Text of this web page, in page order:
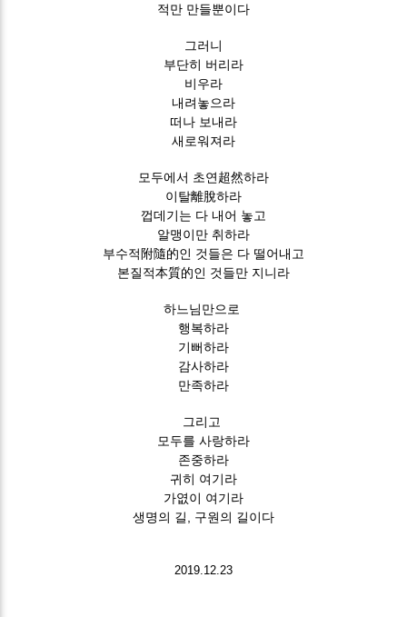
적만 만들뿐이다
그러니
부단히 버리라
비우라
내려놓으라
떠나 보내라
새로워져라
모두에서 초연超然하라
이탈離脫하라
껍데기는 다 내어 놓고
알맹이만 취하라
부수적附隨的인 것들은 다 떨어내고
본질적本質的인 것들만 지니라
하느님만으로
행복하라
기뻐하라
감사하라
만족하라
그리고
모두를 사랑하라
존중하라
귀히 여기라
가엾이 여기라
생명의 길, 구원의 길이다
2019.12.23